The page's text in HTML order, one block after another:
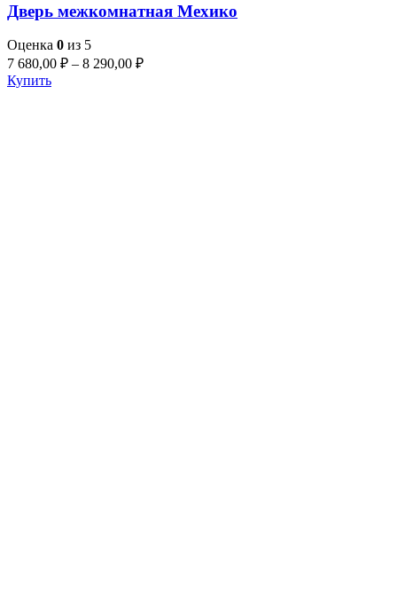
Дверь межкомнатная Мехико
Оценка 0 из 5
7 680,00 ₽ – 8 290,00 ₽
Купить